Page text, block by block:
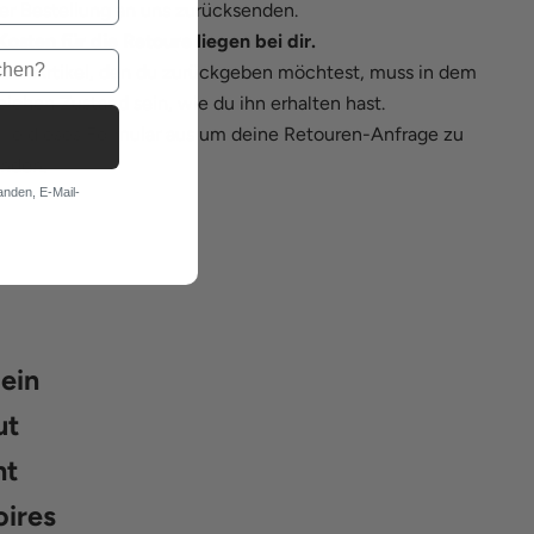
Bestellung an uns zurücksenden.
Kosten für die Retoure liegen bei dir.
Artikel, den du zurückgeben möchtest, muss in dem
Zustand sein, wie du ihn erhalten hast.
aus um deine Retouren-Anfrage zu
E-Mail-